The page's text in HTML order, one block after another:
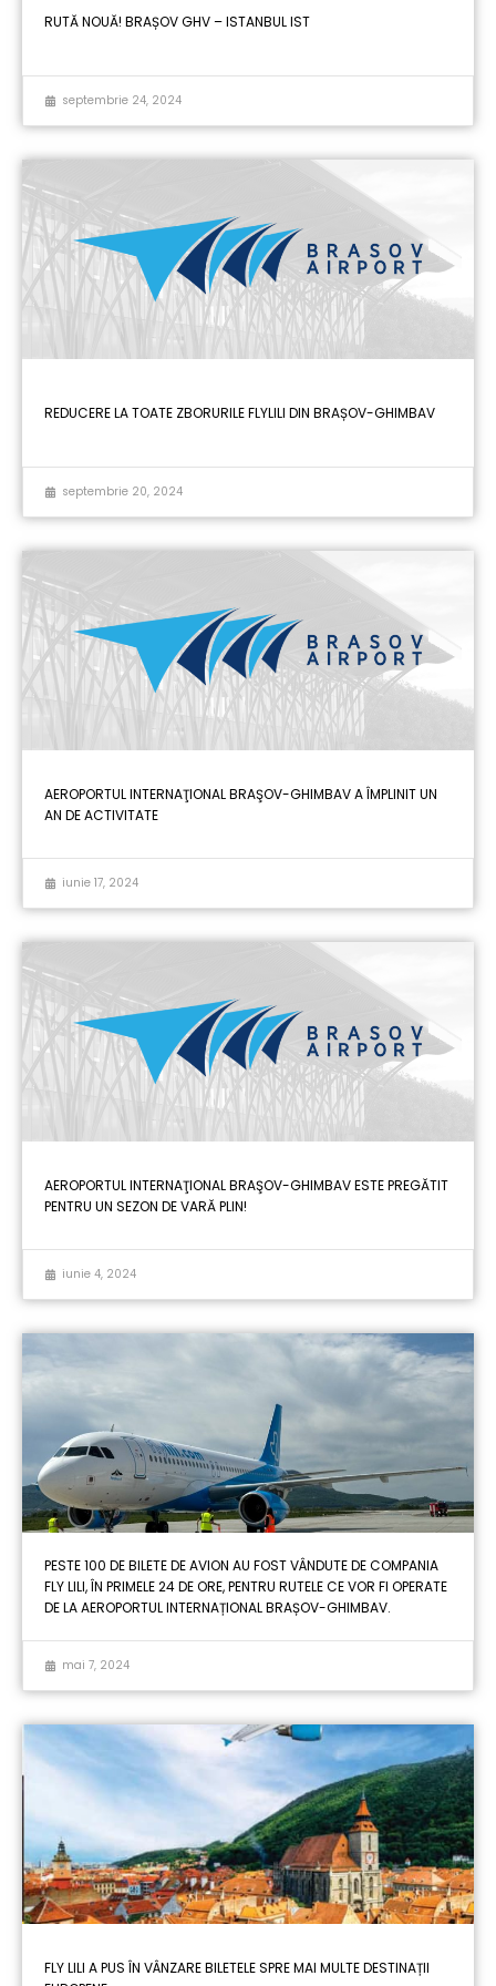
RUTĂ NOUĂ! BRAȘOV GHV – ISTANBUL IST
septembrie 24, 2024
REDUCERE LA TOATE ZBORURILE FLYLILI DIN BRAȘOV-GHIMBAV
septembrie 20, 2024
AEROPORTUL INTERNAŢIONAL BRAŞOV-GHIMBAV A ÎMPLINIT UN
AN DE ACTIVITATE
iunie 17, 2024
AEROPORTUL INTERNAŢIONAL BRAŞOV-GHIMBAV ESTE PREGĂTIT
PENTRU UN SEZON DE VARĂ PLIN!
iunie 4, 2024
PESTE 100 DE BILETE DE AVION AU FOST VÂNDUTE DE COMPANIA
FLY LILI, ÎN PRIMELE 24 DE ORE, PENTRU RUTELE CE VOR FI OPERATE
DE LA AEROPORTUL INTERNAȚIONAL BRAȘOV-GHIMBAV.
mai 7, 2024
FLY LILI A PUS ÎN VÂNZARE BILETELE SPRE MAI MULTE DESTINAȚII